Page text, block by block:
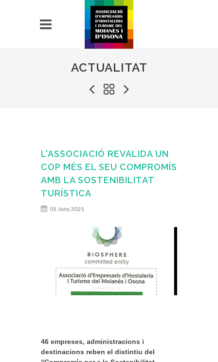
ACTUALITAT
L'ASSOCIACIÓ REVALIDA UN
COP MÉS EL SEU COMPROMÍS
AMB LA SOSTENIBILITAT
TURÍSTICA
01 Juny 2021
46 empreses, administracions i
destinacions reben el distintiu del